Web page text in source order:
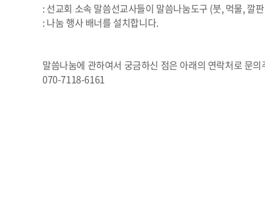
: 선교회 소속 말씀선교사들이 말씀나눔도구 (붓, 먹물, 깔
: 나눔 행사 배너를 설치합니다.
말씀나눔에 관하여서 궁금하신 점은 아래의 연락처로 문
070-7118-6161